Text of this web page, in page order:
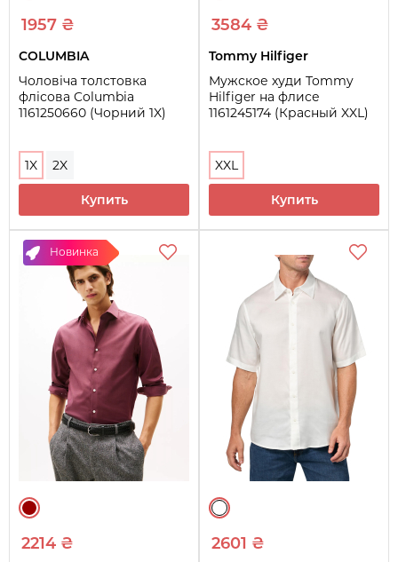
1957 ₴
COLUMBIA
Чоловіча толстовка
флісова Columbia
1161250660 (Чорний 1X)
1X 2X
Купить
3584 ₴
Tommy Hilfiger
Мужское худи Tommy
Hilfiger на флисе
1161245174 (Красный XXL)
XXL
Купить
Новинка
2214 ₴ 2601 ₴